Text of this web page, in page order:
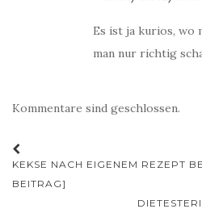
Es ist ja kurios, wo
man nur richtig
Kommentare sind geschlossen.
Beitrags-
Navigation
KEKSE NACH EIGENEM REZEPT
BEITRAG]